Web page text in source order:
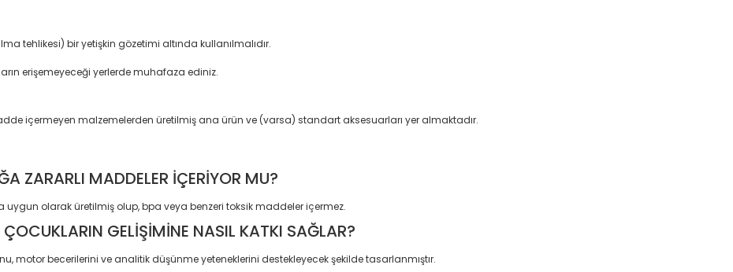
tehlikesi) bir yetişkin gözetimi altında kullanılmalıdır.
erişemeyeceği yerlerde muhafaza ediniz.
içermeyen malzemelerden üretilmiş ana ürün ve (varsa) standart aksesuarları yer almaktadır.
ZARARLI MADDELER İÇERİYOR MU?
olarak üretilmiş olup, bpa veya benzeri toksik maddeler içermez.
GELİŞİMİNE NASIL KATKI SAĞLAR?
motor becerilerini ve analitik düşünme yeteneklerini destekleyecek şekilde tasarlanmıştır.